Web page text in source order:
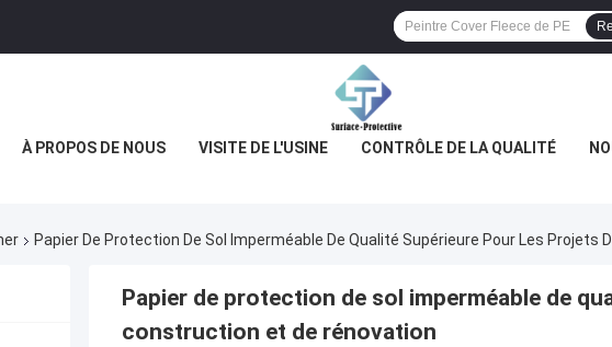
À PROPOS DE NOUS VISITE DE L'USINE CONTRÔLE DE LA QUALITÉ
Papier De Protection De Sol Imperméable De Qualité Supérieure Pour Les Projets
Papier de protection de sol imperméable de
construction et de rénovation